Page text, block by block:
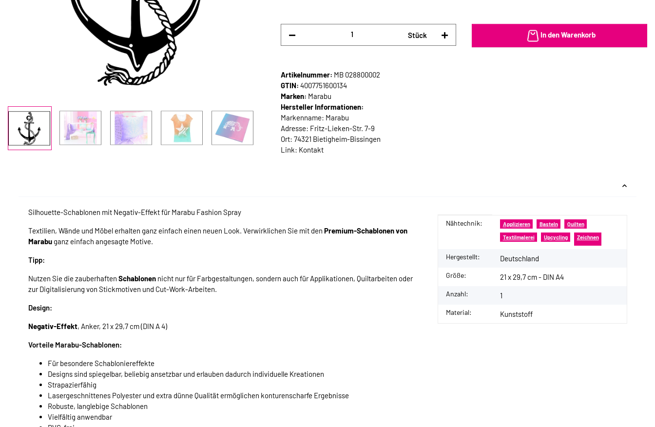
Stück In den Warenkorb
Artikelnummer: MB 028800002
GTIN: 4007751600134
Marken: Marabu
Hersteller Informationen:
Markenname: Marabu
Adresse: Fritz-Lieken-Str. 7-9
Ort: 74321 Bietigheim-Bissingen
Link: Kontakt
Silhouette-Schablonen mit Negativ-Effekt für Marabu Fashion Spray
Textilien, Wände und Möbel erhalten ganz einfach einen neuen Look. Verwirklichen Sie mit den Premium-Schablonen von
Marabu ganz einfach angesagte Motive.
Tipp:
Nutzen Sie die zauberhaften Schablonen nicht nur für Farbgestaltungen, sondern auch für Applikationen, Quiltarbeiten oder
zur Digitalisierung von Stickmotiven und Cut-Work-Arbeiten.
Design:
Negativ-Effekt, Anker, 21 x 29,7 cm (DIN A 4)
Vorteile Marabu-Schablonen:
Für besondere Schabloniereffekte
Designs sind spiegelbar, beliebig ansetzbar und erlauben dadurch individuelle Kreationen
Strapazierfähig
Lasergeschnittenes Polyester und extra dünne Qualität ermöglichen konturenscharfe Ergebnisse
Robuste, langlebige Schablonen
Vielfältig anwendbar
Produkteigenschaft
Wert
Nähtechnik: Applizieren Basteln Quilten
Textilmalerei Upcycling Zeichnen
Hergestellt: Deutschland
Größe: 21 x 29,7 cm - DIN A4
Anzahl: 1
Material: Kunststoff